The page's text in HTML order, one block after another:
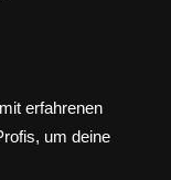
erfahrenen
um deine